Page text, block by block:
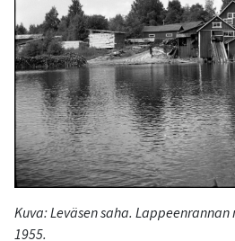
Kuva: Leväsen saha. Lappeenrannan
1955.